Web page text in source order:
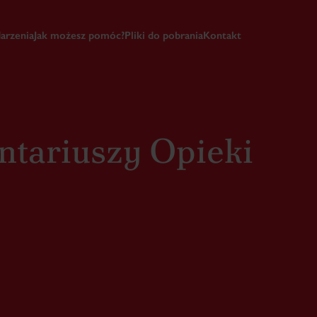
Jak możesz pomóc?Pliki do pobraniaKontakt
Opieki